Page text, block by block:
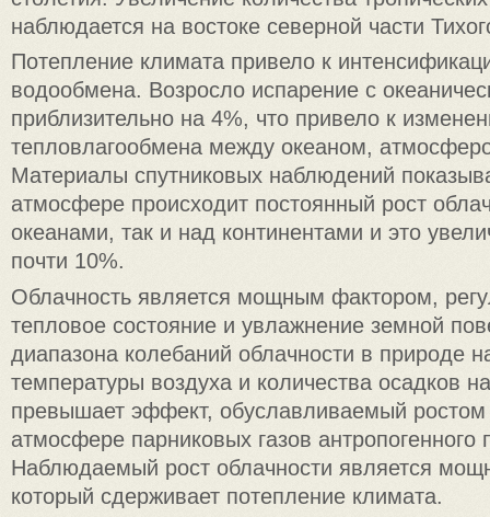
наблюдается на востоке северной части
Потепление климата привело к
водообмена. Возросло испарение с
приблизительно на 4%, что привело к
тепловлагообмена между океаном,
Материалы спутниковых наблюдений
атмосфере происходит постоянный рост
океанами, так и над континентами и это
почти 10%.
Облачность является мощным фактором,
тепловое состояние и увлажнение земной
диапазона колебаний облачности в природе
температуры воздуха и количества осадков
превышает эффект, обуславливаемый
атмосфере парниковых газов антропогенного
Наблюдаемый рост облачности является
который сдерживает потепление климата.